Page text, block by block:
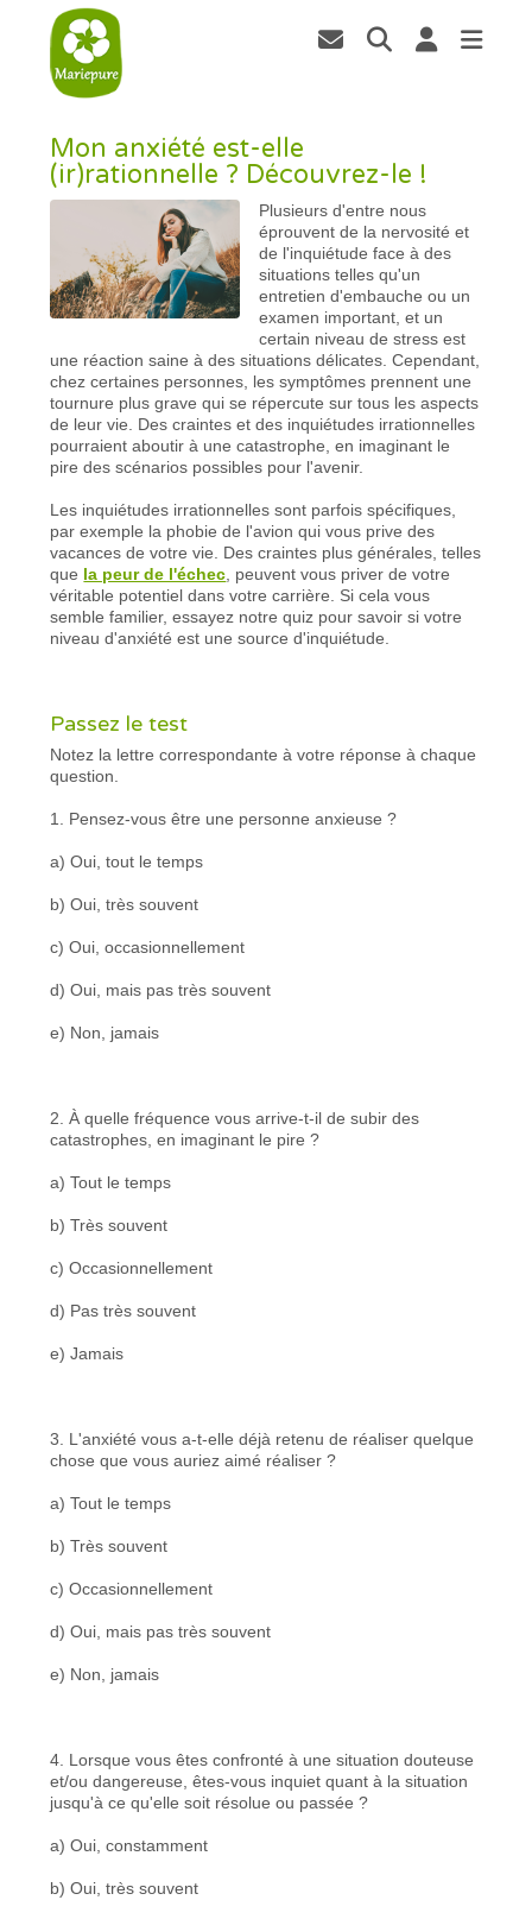
Mon anxiété est-elle
(ir)rationnelle ? Découvrez-le !
Plusieurs d'entre nous
éprouvent de la nervosité et
de l'inquiétude face à des
situations telles qu'un
entretien d'embauche ou un
examen important, et un
certain niveau de stress est
une réaction saine à des situations délicates. Cependant,
chez certaines personnes, les symptômes prennent une
tournure plus grave qui se répercute sur tous les aspects
de leur vie. Des craintes et des inquiétudes irrationnelles
pourraient aboutir à une catastrophe, en imaginant le
pire des scénarios possibles pour l'avenir.
Les inquiétudes irrationnelles sont parfois spécifiques,
par exemple la phobie de l'avion qui vous prive des
vacances de votre vie. Des craintes plus générales, telles
que la peur de l'échec , peuvent vous priver de votre
véritable potentiel dans votre carrière. Si cela vous
semble familier, essayez notre quiz pour savoir si votre
niveau d'anxiété est une source d'inquiétude.
Passez le test
Notez la lettre correspondante à votre réponse à chaque
question.
1. Pensez-vous être une personne anxieuse ?
a) Oui, tout le temps
b) Oui, très souvent
c) Oui, occasionnellement
d) Oui, mais pas très souvent
e) Non, jamais
2. À quelle fréquence vous arrive-t-il de subir des
catastrophes, en imaginant le pire ?
a) Tout le temps
b) Très souvent
c) Occasionnellement
d) Pas très souvent
e) Jamais
3. L'anxiété vous a-t-elle déjà retenu de réaliser quelque
chose que vous auriez aimé réaliser ?
a) Tout le temps
b) Très souvent
c) Occasionnellement
d) Oui, mais pas très souvent
e) Non, jamais
4. Lorsque vous êtes confronté à une situation douteuse
et/ou dangereuse, êtes-vous inquiet quant à la situation
jusqu'à ce qu'elle soit résolue ou passée ?
a) Oui, constamment
b) Oui, très souvent